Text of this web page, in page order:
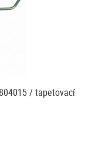
/ tapetovací